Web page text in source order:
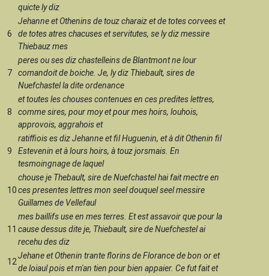
quicte ly diz
6
Jehanne et Othenins de touz charaiz et de totes corvees et
de totes atres chacuses et servitutes, se ly diz messire
Thiebauz mes
7
peres ou ses diz chastelleins de Blantmont ne lour
comandoit de boiche. Je, ly diz Thiebault, sires de
Nuefchastel la dite ordenance
8
et toutes les chouses contenues en ces predites lettres,
comme sires, pour moy et pour mes hoirs, louhois,
approvois, aggrahois et
9
ratiffiois es diz Jehanne et fil Huguenin, et à dit Othenin fil
Estevenin et à lours hoirs, à touz jorsmais. En
tesmoingnage de laquel
10
chouse je Thebault, sire de Nuefchastel hai fait mectre en
ces presentes lettres mon seel douquel seel messire
Guillames de Vellefaul
11
mes baillifs use en mes terres. Et est assavoir que pour la
cause dessus dite je, Thiebault, sire de Nuefchestel ai
recehu des diz
12
Jehane et Othenin trante florins de Florance de bon or et
de loiaul pois et m'an tien pour bien appaier. Ce fut fait et